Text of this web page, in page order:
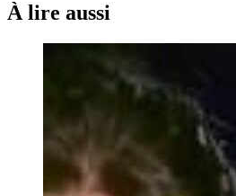
À lire aussi